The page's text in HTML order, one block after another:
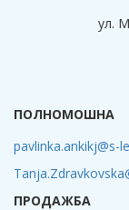
ул.
ПОЛНОМОШНА
pavlinka.ankikj@s-
ПРОДАЖБА